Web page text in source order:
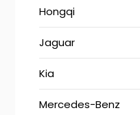
Hongqi
Jaguar
Kia
Mercedes-Benz